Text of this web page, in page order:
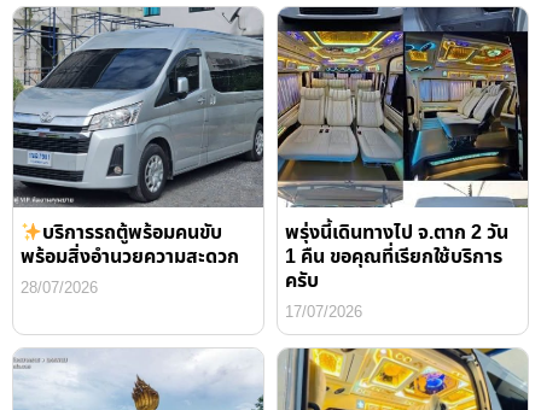
บริการรถตู้พร้อมคนขับ
พร้อมสิ่งอำนวยความสะดวก
28/07/2026
พรุ่งนี้เดินทางไป จ.ตาก 2 วัน
1 คืน ขอคุณที่เรียกใช้บริการ
ครับ
17/07/2026